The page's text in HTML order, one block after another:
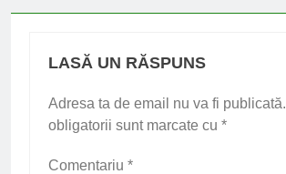
LASĂ UN RĂSPUNS
Adresa ta de email nu va fi publicată.
obligatorii sunt marcate cu *
Comentariu *